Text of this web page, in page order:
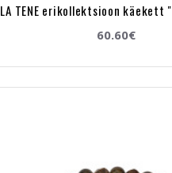
LA TENE erikollektsioon käekett
60.60€